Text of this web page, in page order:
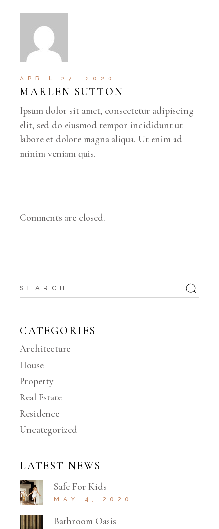
APRIL 27, 2020
MARLEN SUTTON
Ipsum dolor sit amet, consectetur adipiscing
elit, sed do eiusmod tempor incididunt ut
labore et dolore magna aliqua. Ut enim ad
minim veniam quis.
Comments are closed.
CATEGORIES
Architecture
House
Property
Real Estate
Residence
Uncategorized
LATEST NEWS
Safe For Kids
MAY 4, 2020
Bathroom Oasis